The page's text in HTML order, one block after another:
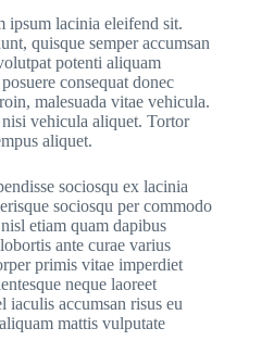
ipsum lacinia eleifend sit.
quisque semper accumsan
potenti aliquam
consequat donec
malesuada vitae vehicula.
vehicula aliquet. Tortor
aliquet.
sociosqu ex lacinia
sociosqu per commodo
etiam quam dapibus
ante curae varius
primis vitae imperdiet
neque laoreet
iaculis accumsan risus eu
mattis vulputate